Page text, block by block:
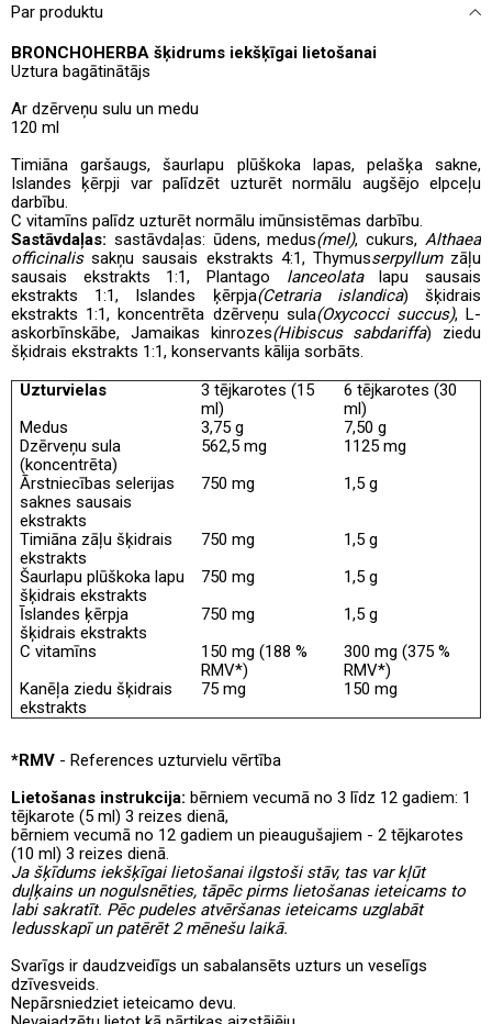
Par produktu
BRONCHOHERBA šķidrums iekšķīgai lietošanai
Uztura bagātinātājs
Ar dzērveņu sulu un medu
120 ml
Timiāna garšaugs, šaurlapu plūškoka lapas, pelašķa sakne,
Islandes ķērpji var palīdzēt uzturēt normālu augšējo elpceļu
darbību.
C vitamīns palīdz uzturēt normālu imūnsistēmas darbību.
Sastāvdaļas: sastāvdaļas: ūdens, medus(mel), cukurs, Althaea
officinalissakņu sausais ekstrakts 4:1, Thymusserpyllumzāļu
sausais ekstrakts 1:1, Plantago lanceolatalapu sausais
ekstrakts 1:1, Islandes ķērpja(Cetraria islandica) šķidrais
ekstrakts 1:1, koncentrēta dzērveņu sula(Oxycocci succus), L-
askorbīnskābe, Jamaikas kinrozes(Hibiscus sabdariffa) ziedu
šķidrais ekstrakts 1:1, konservants kālija sorbāts.
Uzturvielas
3 tējkarotes (15
ml)
6 tējkarotes (30
ml)
Medus
3,75 g
7,50 g
Dzērveņu sula
(koncentrēta)
562,5 mg
1125 mg
Ārstniecības selerijas
saknes sausais
ekstrakts
750 mg 1,5 g
Timiāna zāļu šķidrais
ekstrakts
750 mg
1,5 g
Šaurlapu plūškoka lapu
šķidrais ekstrakts
750 mg
1,5 g
Īslandes ķērpja
šķidrais ekstrakts
750 mg
1,5 g
C vitamīns
150 mg (188 %
RMV*)
300 mg (375 %
RMV*)
Kanēļa ziedu šķidrais
ekstrakts
75 mg 150 mg
*RMV - References uzturvielu vērtība
Lietošanas instrukcija: bērniem vecumā no 3 līdz 12 gadiem: 1
tējkarote (5 ml) 3 reizes dienā,
bērniem vecumā no 12 gadiem un pieaugušajiem - 2 tējkarotes
(10 ml) 3 reizes dienā.
Ja šķīdums iekšķīgai lietošanai ilgstoši stāv, tas var kļūt
duļķains un nogulsnēties, tāpēc pirms lietošanas ieteicams to
labi sakratīt. Pēc pudeles atvēršanas ieteicams uzglabāt
ledusskapī un patērēt 2 mēnešu laikā.
Svarīgs ir daudzveidīgs un sabalansēts uzturs un veselīgs
dzīvesveids.
Nepārsniedziet ieteicamo devu.